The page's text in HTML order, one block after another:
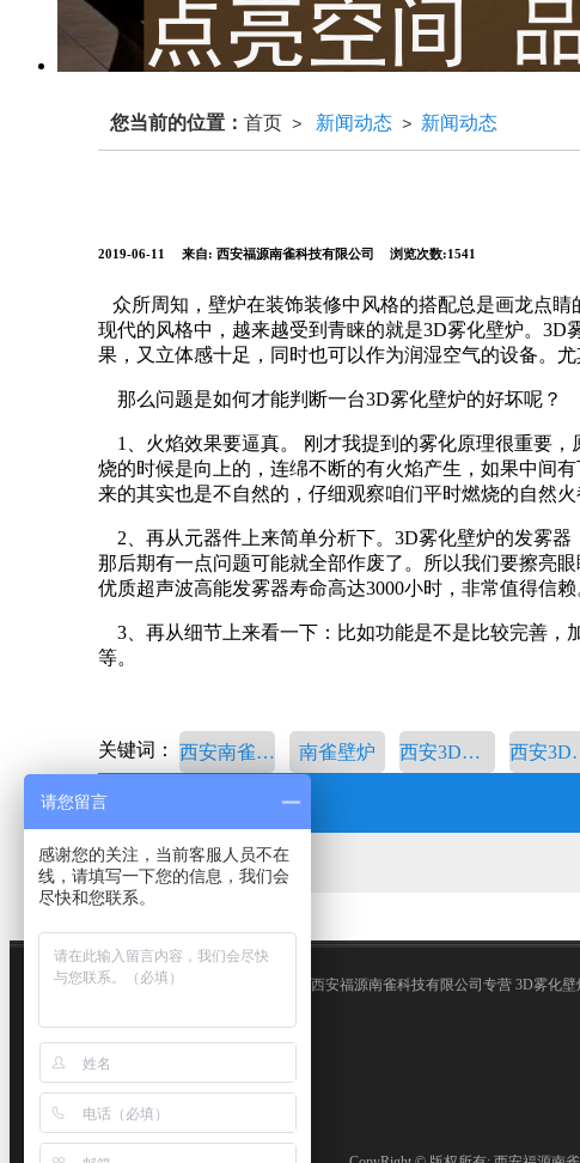
您当前的位置： 首页 > 新闻动态 > 新闻动态
2019-06-11 来自: 西安福源南雀科技有限公司 浏览次数:1541
众所周知，壁炉在装饰装修中风格的搭配总是画龙点
现代的风格中，越来越受到青睐的就是3D雾化壁炉。
果，又立体感十足，同时也可以作为润湿空气的设备。
那么问题是如何才能判断一台3D雾化壁炉的好坏呢？
1、火焰效果要逼真。 刚才我提到的雾化原理很重要
烧的时候是向上的，连绵不断的有火焰产生，如果中间
来的其实也是不自然的，仔细观察咱们平时燃烧的自然
2、再从元器件上来简单分析下。3D雾化壁炉的发雾器
那后期有一点问题可能就全部作废了。所以我们要擦亮
优质超声波高能发雾器寿命高达3000小时，非常值得信赖
3、再从细节上来看一下：比如功能是不是比较完善，
等。
关键词： 西安南雀壁炉科技有限公司 南雀壁炉 西安3D雾化壁炉 西
西安福源南雀科技有限公司专营 3D雾化
请您留言
感谢您的关注，当前客服人员不在
线，请填写一下您的信息，我们会
尽快和您联系。